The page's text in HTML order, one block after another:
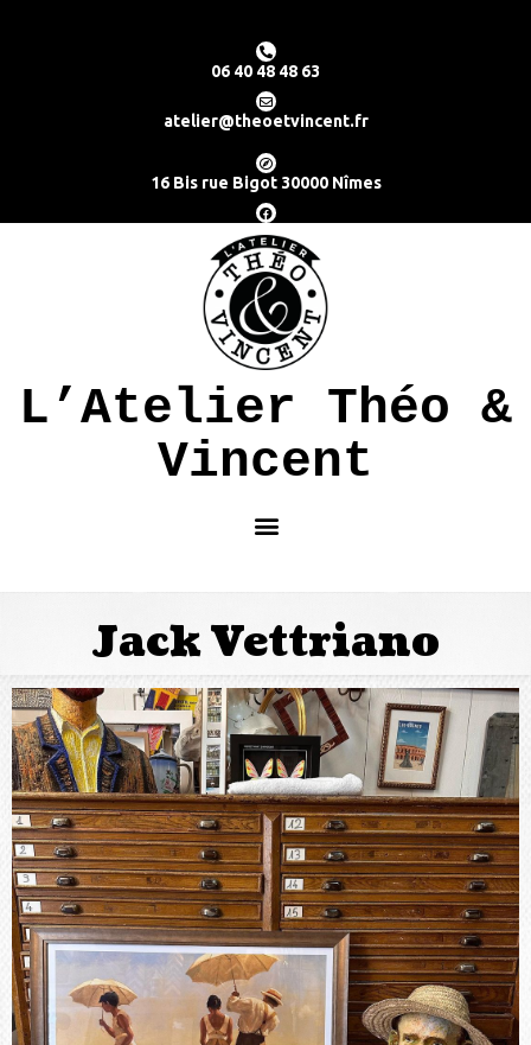
06 40 48 48 63
atelier@theoetvincent.fr
16 Bis rue Bigot 30000 Nîmes
L’Atelier Théo &
Vincent
Jack Vettriano